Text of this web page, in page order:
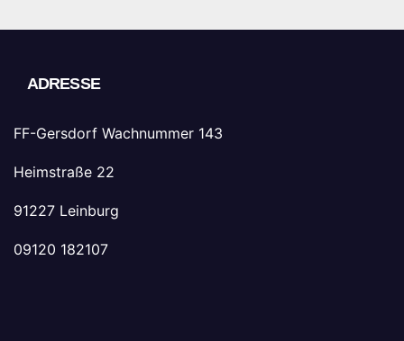
ADRESSE
FF-Gersdorf Wachnummer 143
Heimstraße 22
91227 Leinburg
09120 182107